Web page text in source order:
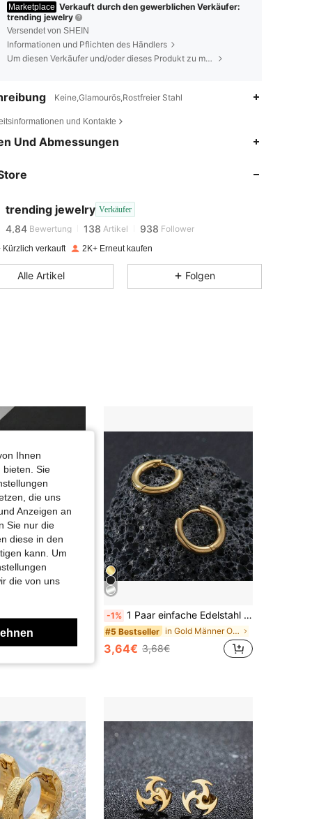
Marketplace Verkauft durch den gewerblichen Verkäufer:
trending jewelry
Versendet von SHEIN
Informationen und Pflichten des Händlers
Um diesen Verkäufer und/oder dieses Produkt zu melden
Keine,Glamourös,Rostfreier Stahl
und Kontakte
Und Abmessungen
trending jewelry Verkäufer
4,84 138
4,84 Bewertung 138 Artikel 938 Follower
4,84
4,84 938
4,84 938
Kürzlich verkauft 2K+ Erneut kaufen
Alle Artikel Folgen
-1% 1 Paar einfache Edelstahl Creolen mit 2,5mm Dicke für Herren
#5 Bestseller in Gold Männer Ohrringe
3,64€ 3,68€
Ihnen
bieten. Sie
die uns
Anzeigen an
Sie nur die
diese in den
kann. Um
die von uns